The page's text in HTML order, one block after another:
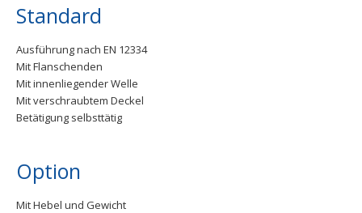
Standard
Ausführung nach EN 12334
Mit Flanschenden
Mit innenliegender Welle
Mit verschraubtem Deckel
Betätigung selbsttätig
Option
Mit Hebel und Gewicht